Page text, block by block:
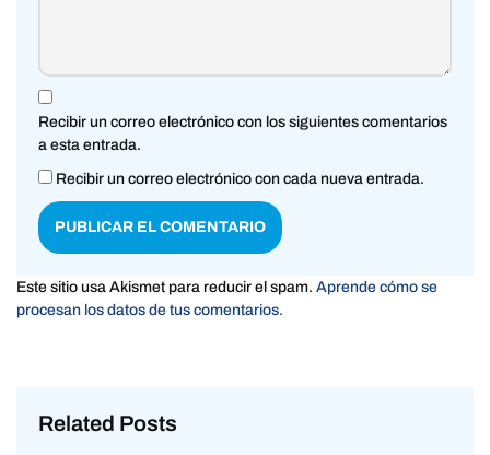
Recibir un correo electrónico con los siguientes comentarios
a esta entrada.
Recibir un correo electrónico con cada nueva entrada.
Este sitio usa Akismet para reducir el spam. Aprende cómo se
procesan los datos de tus comentarios.
Related Posts